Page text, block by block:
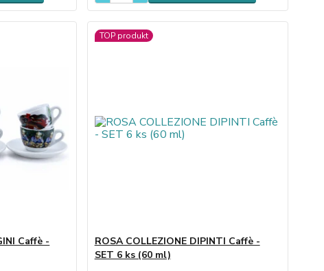
Caffè -
TOP produkt
ROSA COLLEZIONE DIPINTI Caffè -
SET 6 ks (60 ml)